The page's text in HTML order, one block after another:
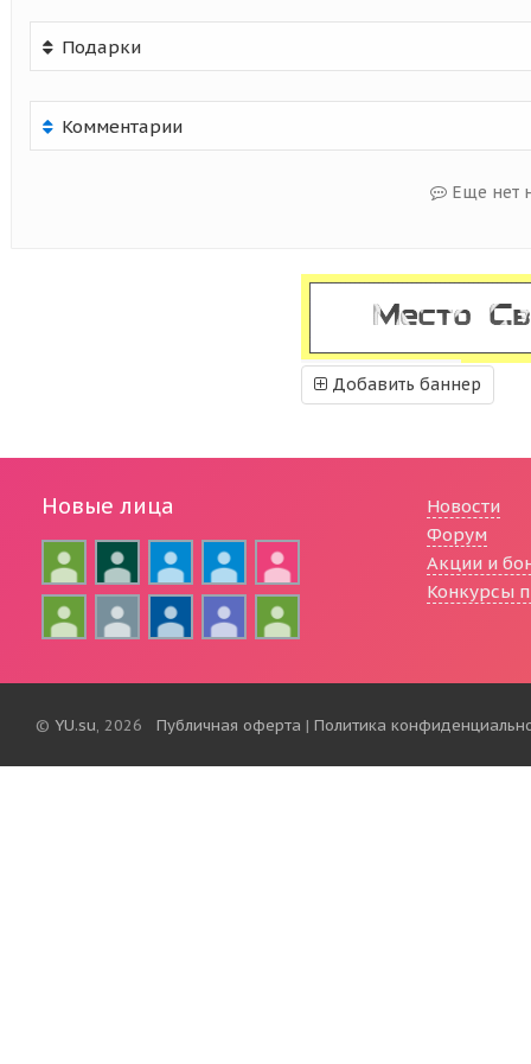
Подарки
Комментарии
Еще нет
Добавить баннер
Новые лица
Новости
Форум
Акции и
Конкурсы
© YU.su, 2026 Публичная оферта | Политика